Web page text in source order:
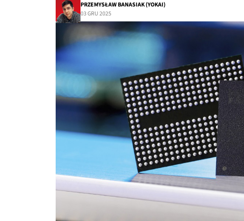
PRZEMYSŁAW BANASIAK (YOKAI)
03 GRU 2025